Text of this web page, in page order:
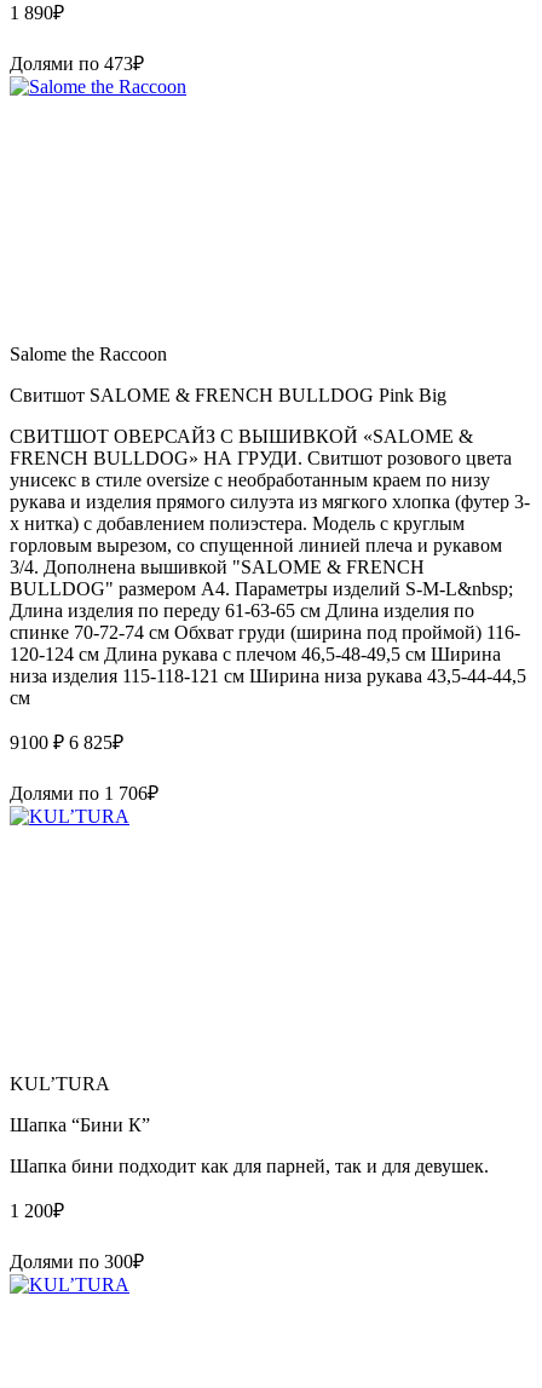
1 890₽
Долями по 473₽
Salome the Raccoon
Свитшот SALOME & FRENCH BULLDOG Pink Big
СВИТШОТ ОВЕРСАЙЗ С ВЫШИВКОЙ «SALOME &
FRENCH BULLDOG» НА ГРУДИ. Свитшот розового цвета
унисекс в стиле oversize с необработанным краем по низу
рукава и изделия прямого силуэта из мягкого хлопка (футер 3-
х нитка) с добавлением полиэстера. Модель с круглым
горловым вырезом, со спущенной линией плеча и рукавом
3/4. Дополнена вышивкой "SALOME & FRENCH
BULLDOG" размером А4. Параметры изделий S-M-L&nbsp;
Длина изделия по переду 61-63-65 см Длина изделия по
спинке 70-72-74 см Обхват груди (ширина под проймой) 116-
120-124 см Длина рукава с плечом 46,5-48-49,5 см Ширина
низа изделия 115-118-121 см Ширина низа рукава 43,5-44-44,5
см
9100 ₽ 6 825₽
Долями по 1 706₽
KUL’TURA
Шапка “Бини К”
Шапка бини подходит как для парней, так и для девушек.
1 200₽
Долями по 300₽